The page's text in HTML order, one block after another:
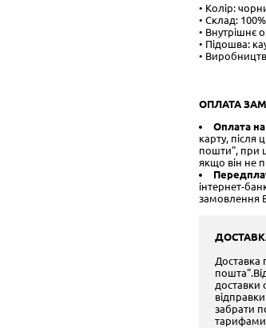
• Колір:
• Склад:
• Внутрішнє
• Підошва:
•
ОПЛАТА
Оплата
карту, після
пошти", при
якщо він не
інтернет-
замовлення
Доставка
доставки
забрати
тарифами